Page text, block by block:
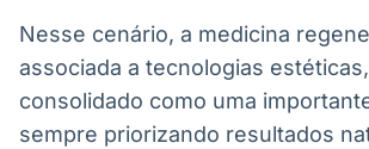
Broadcast
Curadoria
Curadoria de
conteúdos
Nesse cenário, a medicina
associada a tecnologias
consolidado como uma
sempre priorizando resultados